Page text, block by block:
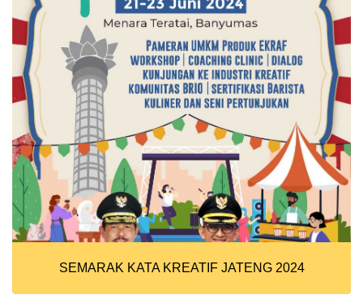
SEMARAK KATA KREATIF JATENG 2024